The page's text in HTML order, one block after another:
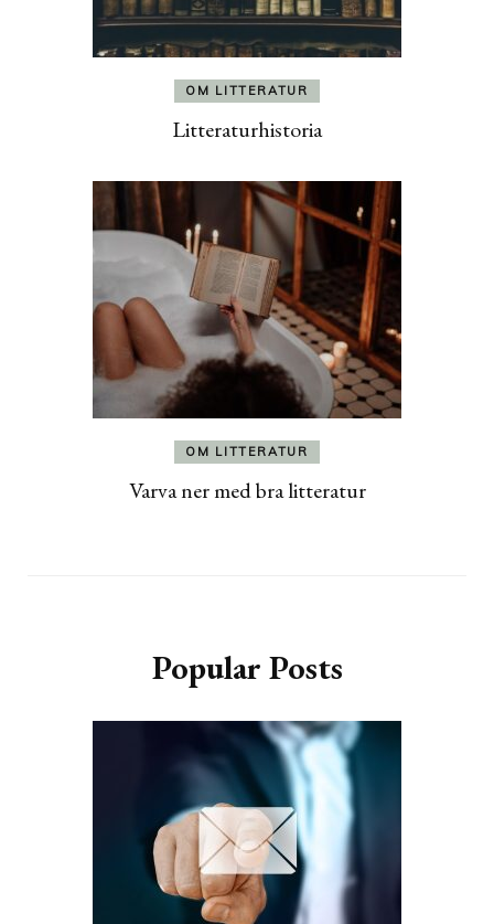
OM LITTERATUR
Litteraturhistoria
OM LITTERATUR
Varva ner med bra litteratur
Popular Posts